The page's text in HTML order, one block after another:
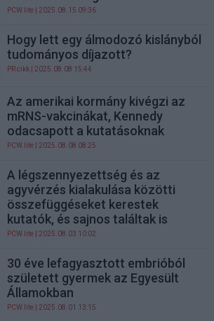
PCW.lite | 2025.08.15 09:36
Hogy lett egy álmodozó kislányból
tudományos díjazott?
PR cikk | 2025.08.08 15:44
Az amerikai kormány kivégzi az
mRNS-vakcinákat, Kennedy
odacsapott a kutatásoknak
PCW.lite | 2025.08.08 08:25
A légszennyezettség és az
agyvérzés kialakulása közötti
összefüggéseket kerestek
kutatók, és sajnos találtak is
PCW.lite | 2025.08.03 10:02
30 éve lefagyasztott embrióból
született gyermek az Egyesült
Államokban
PCW.lite | 2025.08.01 13:15